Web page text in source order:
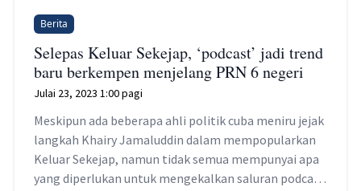
Berita
Selepas Keluar Sekejap, ‘podcast’ jadi trend
baru berkempen menjelang PRN 6 negeri
Julai 23, 2023 1:00 pagi
Meskipun ada beberapa ahli politik cuba meniru jejak
langkah Khairy Jamaluddin dalam mempopularkan
Keluar Sekejap, namun tidak semua mempunyai apa
yang diperlukan untuk mengekalkan saluran podcast